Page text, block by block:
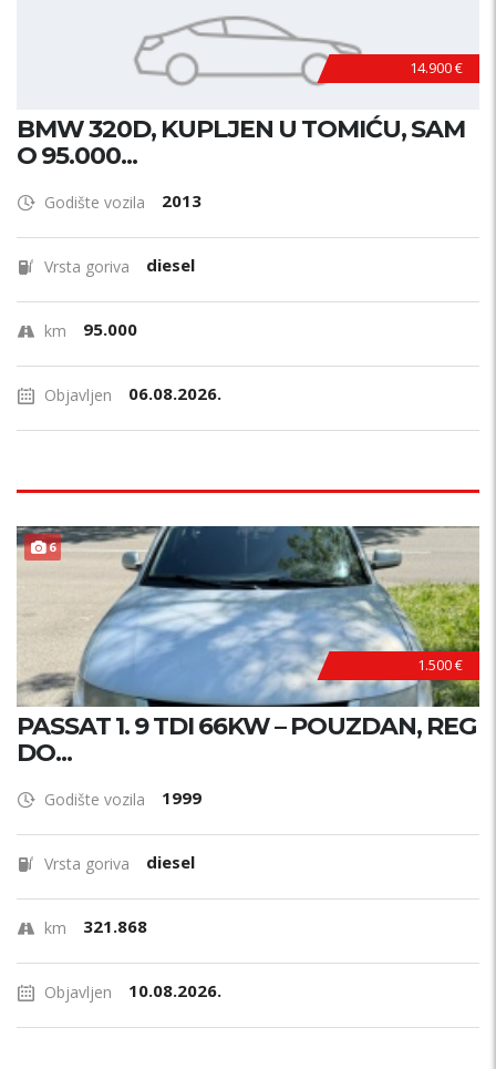
14.900 €
BMW 320D, KUPLJEN U TOMIĆU, SAM
O 95.000...
Godište vozila 2013
Vrsta goriva diesel
km 95.000
Objavljen 06.08.2026.
6
1.500 €
PASSAT 1. 9 TDI 66KW – POUZDAN, REG
DO...
Godište vozila 1999
Vrsta goriva diesel
km 321.868
Objavljen 10.08.2026.